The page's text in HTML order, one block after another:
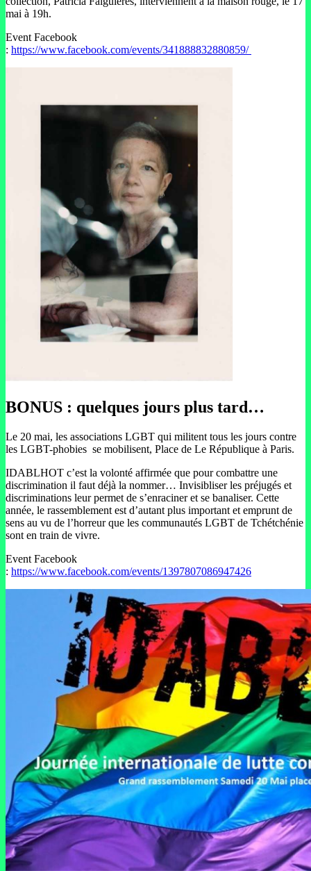
mai à 19h.
Event Facebook
: https://www.facebook.com/events/341888832880859/
BONUS : quelques jours plus tard…
Le 20 mai, les associations LGBT qui militent tous les jours contre
les LGBT-phobies se mobilisent, Place de Le République à Paris.
IDABLHOT c’est la volonté affirmée que pour combattre une
discrimination il faut déjà la nommer… Invisibliser les préjugés et
discriminations leur permet de s’enraciner et se banaliser. Cette
année, le rassemblement est d’autant plus important et emprunt de
sens au vu de l’horreur que les communautés LGBT de Tchétchénie
sont en train de vivre.
Event Facebook
: https://www.facebook.com/events/1397807086947426